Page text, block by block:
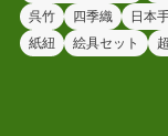
呉竹
四季織 日本
紙紐
絵具セット